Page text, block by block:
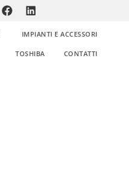
IMPIANTI E ACCESSORI
TOSHIBA CONTATTI